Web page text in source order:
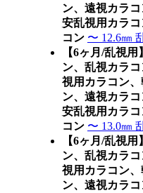
ン、遠視カラ
安乱視用カラ
コン 〜 12.6㎜
【6ヶ月/乱視
ン、乱視カラ
視用カラコン
ン、遠視カラ
安乱視用カラ
コン 〜 13.0㎜
【6ヶ月/乱視
ン、乱視カラ
視用カラコン
ン、遠視カラ